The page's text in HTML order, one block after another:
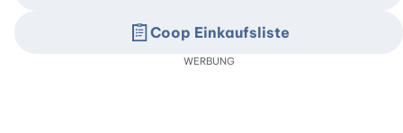
Coop Einkaufsliste
WERBUNG